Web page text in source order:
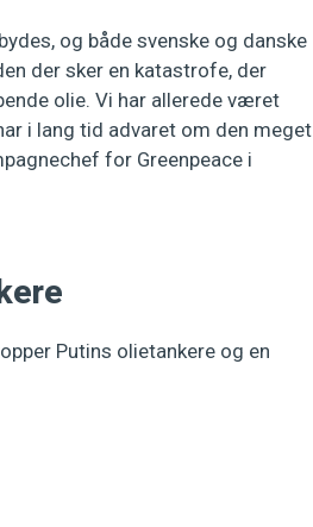
og både svenske og danske
der sker en katastrofe, der
olie. Vi har allerede været
i lang tid advaret om den meget
for Greenpeace i
Putins olietankere og en